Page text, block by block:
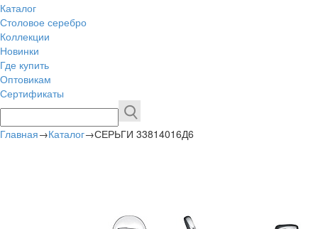
Каталог
Столовое серебро
Коллекции
Новинки
Где купить
Оптовикам
Сертификаты
Главная→Каталог→СЕРЬГИ 33814016Д6